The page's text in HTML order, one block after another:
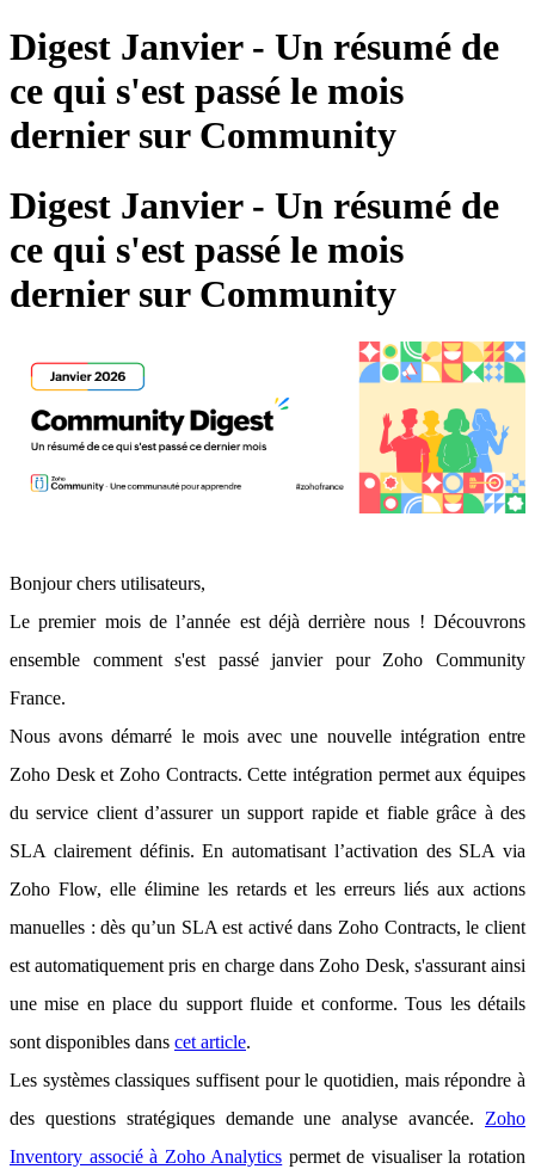
Digest Janvier - Un résumé de
ce qui s'est passé le mois
dernier sur Community
Digest Janvier - Un résumé de
ce qui s'est passé le mois
dernier sur Community
Bonjour chers utilisateurs,
Le premier mois de l’année est déjà derrière nous ! Découvrons
ensemble comment s'est passé janvier pour Zoho Community
France.
Nous avons démarré le mois avec une nouvelle intégration entre
Zoho Desk et Zoho Contracts. Cette intégration permet aux équipes
du service client d’assurer un support rapide et fiable grâce à des
SLA clairement définis. En automatisant l’activation des SLA via
Zoho Flow, elle élimine les retards et les erreurs liés aux actions
manuelles : dès qu’un SLA est activé dans Zoho Contracts, le client
est automatiquement pris en charge dans Zoho Desk, s'assurant ainsi
une mise en place du support fluide et conforme. Tous les détails
sont disponibles dans cet article.
Les systèmes classiques suffisent pour le quotidien, mais répondre à
des questions stratégiques demande une analyse avancée. Zoho
Inventory associé à Zoho Analytics permet de visualiser la rotation